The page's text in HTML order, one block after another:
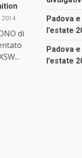
2014
di
Padova
l’estate
Padova
l’estate